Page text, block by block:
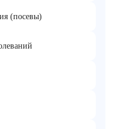
(посевы)